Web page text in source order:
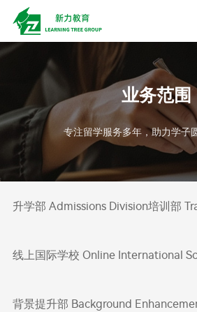
业务范围
专注留学服务多年，助力学子
升学部 Admissions Division培训部
线上国际学校 Online International
背景提升部 Background